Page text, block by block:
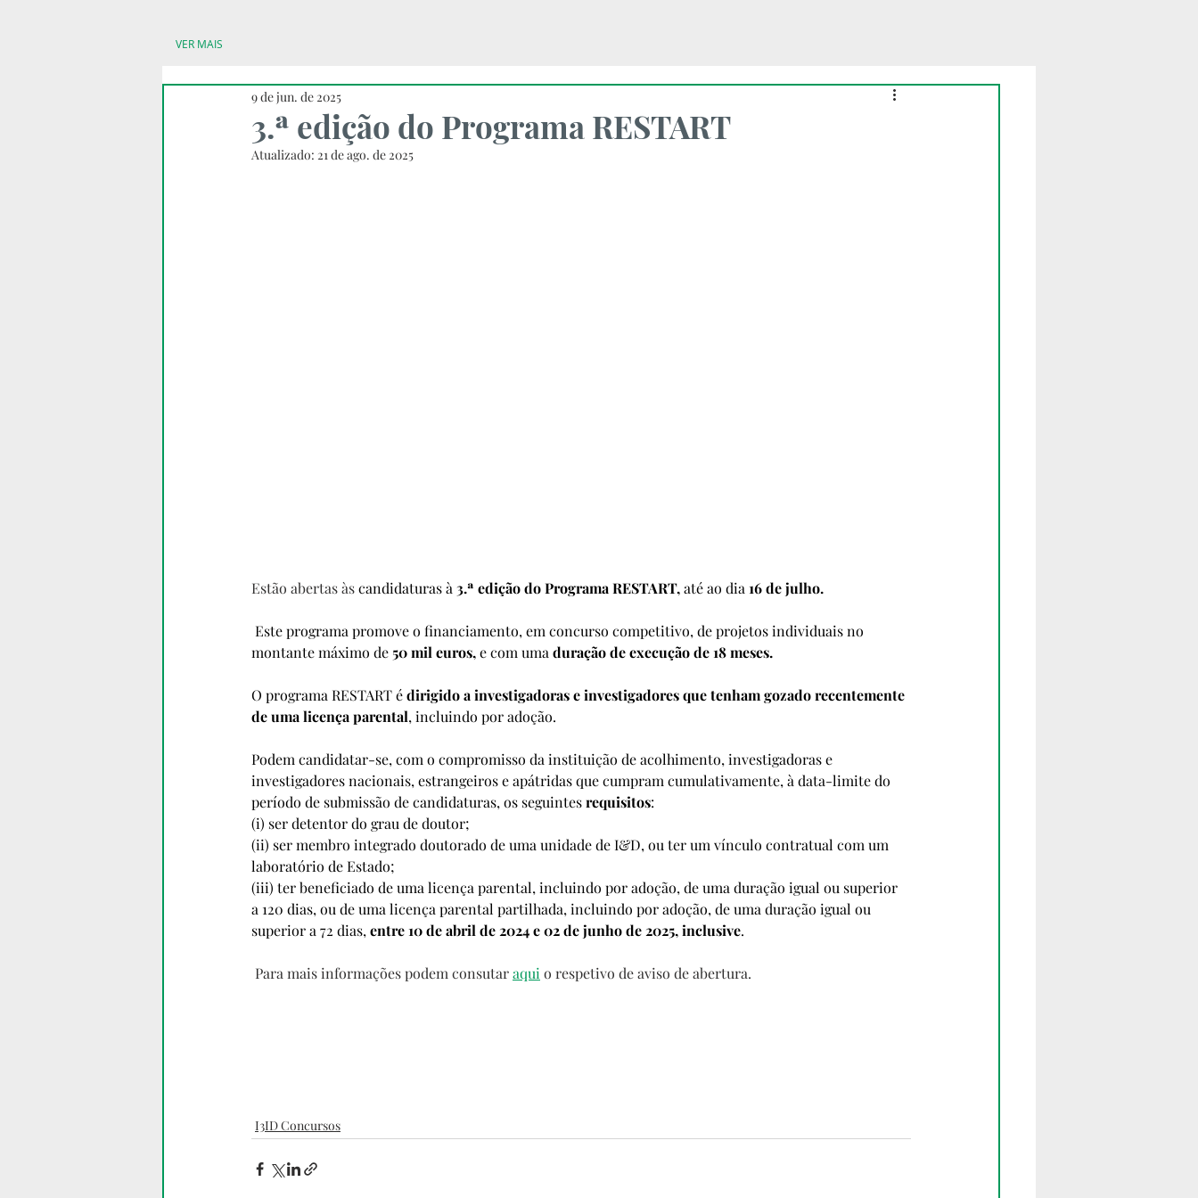
VER MAIS
3.ª edição do Programa RESTART
9 de jun. de 2025
Atualizado: 21 de ago. de 2025
Estão abertas às candidaturas à 3.ª edição do Programa RESTART, até ao dia 16 de julho.
montante máximo de 50 mil euros, e com uma duração de execução de 18 meses.
O programa RESTART é dirigido a investigadoras e investigadores que tenham gozado recentemente
de uma licença parental, incluindo por adoção.
Podem candidatar-se, com o compromisso da instituição de acolhimento, investigadoras e
investigadores nacionais, estrangeiros e apátridas que cumpram cumulativamente, à data-limite do
período de submissão de candidaturas, os seguintes requisitos:
(i) ser detentor do grau de doutor;
(ii) ser membro integrado doutorado de uma unidade de I&D, ou ter um vínculo contratual com um
laboratório de Estado;
(iii) ter beneficiado de uma licença parental, incluindo por adoção, de uma duração igual ou superior
a 120 dias, ou de uma licença parental partilhada, incluindo por adoção, de uma duração igual ou
superior a 72 dias, entre 10 de abril de 2024 e 02 de junho de 2025, inclusive.
Para mais informações podem consutar aqui o respetivo de aviso de abertura.
I3ID Concursos